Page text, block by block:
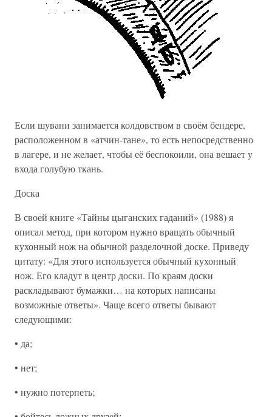
Если шувани занимается колдовством в своём бендере,
расположенном в «атчин-тане», то есть непосредственно
в лагере, и не желает, чтобы её беспокоили, она вешает у
входа голубую ткань.
Доска
В своей книге «Тайны цыганских гаданий» (1988) я
описал метод, при котором нужно вращать обычный
кухонный нож на обычной разделочной доске. Приведу
цитату: «Для этого используется обычный кухонный
нож. Его кладут в центр доски. По краям доски
раскладывают бумажки… на которых написаны
возможные ответы». Чаще всего ответы бывают
следующими:
• да;
• нет;
• нужно потерпеть;